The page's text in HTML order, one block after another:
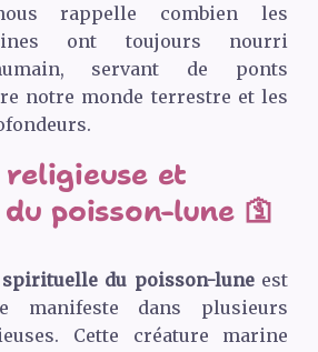
rappelle combien les
ont toujours nourri
servant de ponts
notre monde terrestre et les
religieuse et
poisson-lune 🛐
du poisson-luneest
manifeste dans plusieurs
Cette créature marine